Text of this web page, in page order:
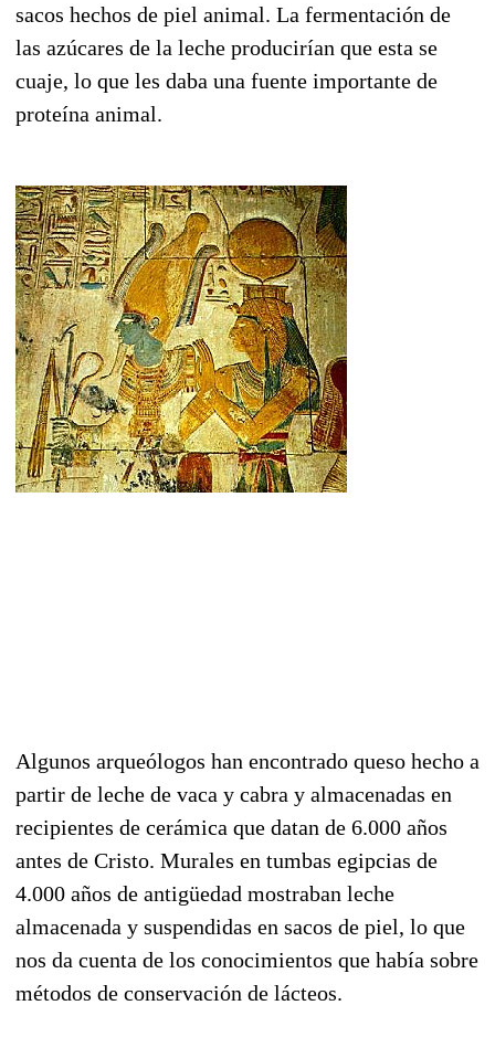
sacos hechos de piel animal. La fermentación de
las azúcares de la leche producirían que esta se
cuaje, lo que les daba una fuente importante de
proteína animal.
Algunos arqueólogos han encontrado queso hecho a
partir de leche de vaca y cabra y almacenadas en
recipientes de cerámica que datan de 6.000 años
antes de Cristo. Murales en tumbas egipcias de
4.000 años de antigüedad mostraban leche
almacenada y suspendidas en sacos de piel, lo que
nos da cuenta de los conocimientos que había sobre
métodos de conservación de lácteos.